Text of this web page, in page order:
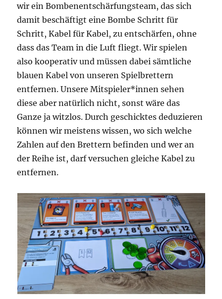
wir ein Bombenentschärfungsteam, das sich
damit beschäftigt eine Bombe Schritt für
Schritt, Kabel für Kabel, zu entschärfen, ohne
dass das Team in die Luft fliegt. Wir spielen
also kooperativ und müssen dabei sämtliche
blauen Kabel von unseren Spielbrettern
entfernen. Unsere Mitspieler*innen sehen
diese aber natürlich nicht, sonst wäre das
Ganze ja witzlos. Durch geschicktes deduzieren
können wir meistens wissen, wo sich welche
Zahlen auf den Brettern befinden und wer an
der Reihe ist, darf versuchen gleiche Kabel zu
entfernen.